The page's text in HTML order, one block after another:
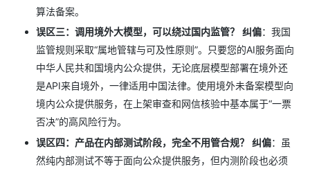
算法备案。
误区三：调用境外大模型，可以绕过国内监管？
纠偏：我国
监管规则采取“属地管辖与可及性原则”。只要您的AI服务面向
中华人民共和国境内公众提供，无论底层模型部署在境外还
是API来自境外，一律适用中国法律。使用境外未备案模型向
境内公众提供服务，在上架审查和网信核验中基本属于“一票
否决”的高风险行为。
误区四：产品在内部测试阶段，完全不用管合规？
纠偏：虽
然纯内部测试不等于面向公众提供服务，但内测阶段也必须